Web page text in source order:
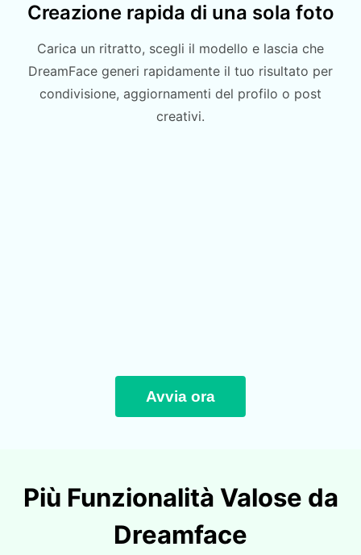
Creazione rapida di una sola foto
Carica un ritratto, scegli il modello e lascia che
DreamFace generi rapidamente il tuo risultato per
condivisione, aggiornamenti del profilo o post
creativi.
Avvia ora
Più Funzionalità Valose da
Dreamface